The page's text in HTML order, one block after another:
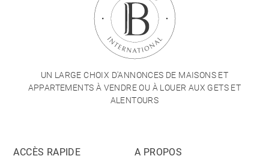
UN LARGE CHOIX D'ANNONCES DE MAISONS ET
APPARTEMENTS À VENDRE OU À LOUER AUX GETS ET
ALENTOURS
ACCÈS RAPIDE
A PROPOS